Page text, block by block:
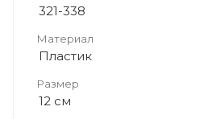
321-338
Материал
Пластик
Размер
12 см